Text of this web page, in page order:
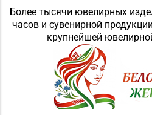
Более тысячи ювелирных
часов и сувенирной
крупнейшей